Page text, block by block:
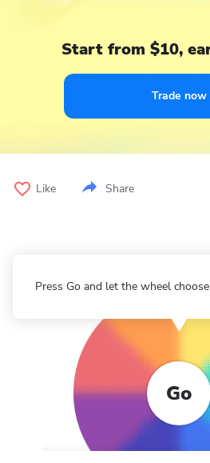
Start from $10,
Trade now
Like Share
Go
Press Go and let the wheel